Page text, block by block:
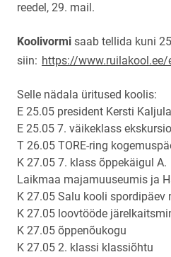
reedel, 29. mail.
Koolivormi saab tellida kuni
siin: https://
Selle nädala üritused koolis:
E 25.05 president Kersti
E 25.05 7. väikeklass
T 26.05 TORE-ring
K 27.05 7. klass õppekäigul A.
Laikmaa majamuuseumis ja
K 27.05 Salu kooli spordipäev
K 27.05 loovtööde
K 27.05 õppenõukogu
K 27.05 2. klassi klassiõhtu